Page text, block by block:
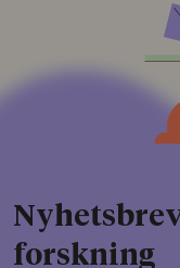
forskning